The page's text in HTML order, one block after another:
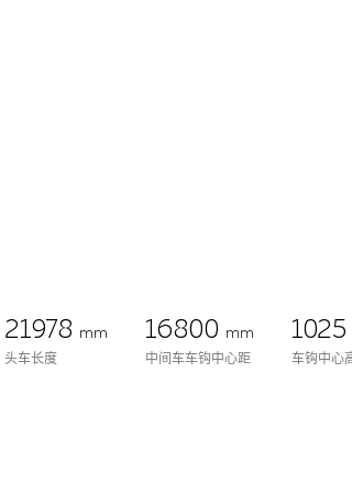
21978 mm
头车长度
16800 mm
中间车车钩中心距
1025
车钩中心